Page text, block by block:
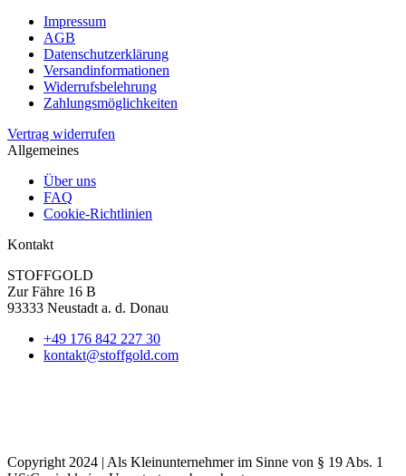
Impressum
AGB
Datenschutzerklärung
Versandinformationen
Widerrufsbelehrung
Zahlungsmöglichkeiten
Vertrag widerrufen
Allgemeines
Über uns
FAQ
Cookie-Richtlinien
Kontakt
STOFFGOLD
Zur Fähre 16 B
93333 Neustadt a. d. Donau
+49 176 842 227 30
kontakt@stoffgold.com
Copyright 2024 | Als Kleinunternehmer im Sinne von § 19 Abs. 1